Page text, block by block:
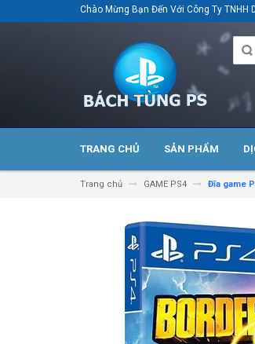
Chào Mừng Bạn Đến Với Công Ty TNHH
TRANG CHỦ SẢN PHẨM
Trang chủ GAME PS4 Đĩa game